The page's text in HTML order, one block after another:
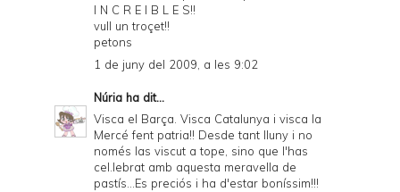
I N C R E I B L E S!!
vull un troçet!!
petons
1 de juny del 2009, a les 9:02
Núria ha dit...
Visca el Barça. Visca Catalunya i visca la
Mercé fent patria!! Desde tant lluny i no
només las viscut a tope, sino que l'has
cel.lebrat amb aquesta meravella de
pastís...Es preciós i ha d'estar boníssim!!!